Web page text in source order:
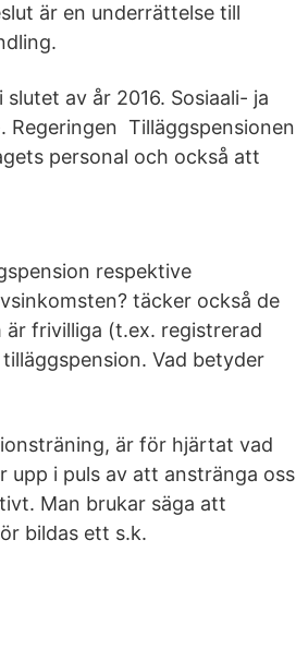
är en underrättelse till
av år 2016. Sosiaali- ja
Regeringen Tilläggspensionen
personal och också att
respektive
täcker också de
frivilliga (t.ex. registrerad
Vad betyder
är för hjärtat vad
upp i puls av att anstränga oss
Man brukar säga att
bildas ett s.k.